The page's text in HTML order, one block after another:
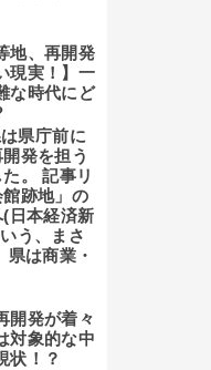
地、再開発
現実！】一
な時代にど
県庁前に
発を担う
。 記事リ
跡地」の
日本経済新
う、まさ
は商業・
開発が着々
対象的な中
状！？